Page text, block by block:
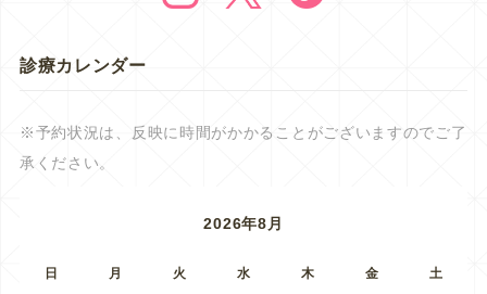
診療カレンダー
※予約状況は、反映に時間がかかることがございますのでご了
承ください。
2026年8月
日 月 火 水 木 金 土